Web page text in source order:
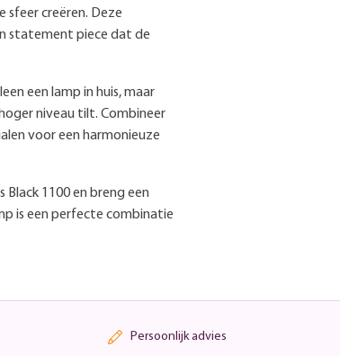
sfeer creëren. Deze
statement piece dat de
een lamp in huis, maar
niveau tilt. Combineer
voor een harmonieuze
1100 en breng een
is een perfecte combinatie
Persoonlijk advies